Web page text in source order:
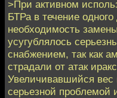
>При активном
БТРа в течение
необходимость
усугублялось
снабжением, так как
страдали от атак
Увеличивавшийся
серьезной